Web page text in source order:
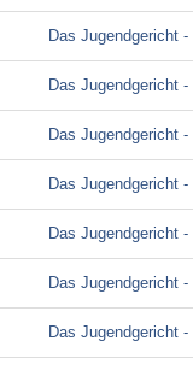
Das Jugendgericht -
Das Jugendgericht -
Das Jugendgericht -
Das Jugendgericht -
Das Jugendgericht -
Das Jugendgericht -
Das Jugendgericht -